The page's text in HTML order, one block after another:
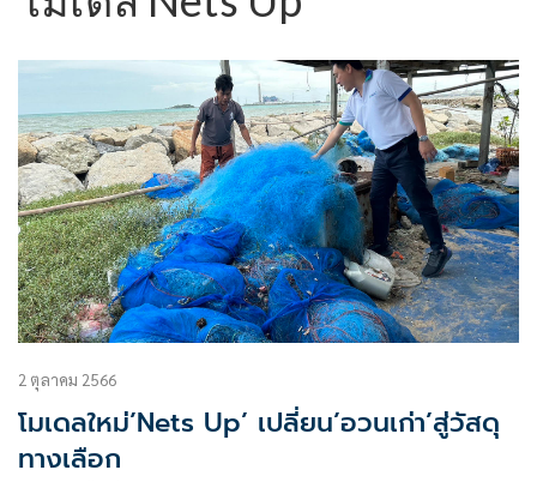
2 ตุลาคม 2566
โมเดลใหม่’Nets Up’ เปลี่ยน’อวนเก่า’สู่วัสดุ
ทางเลือก